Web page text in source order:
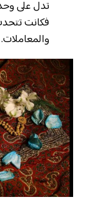
تدل على
فكانت
والمعاملات.